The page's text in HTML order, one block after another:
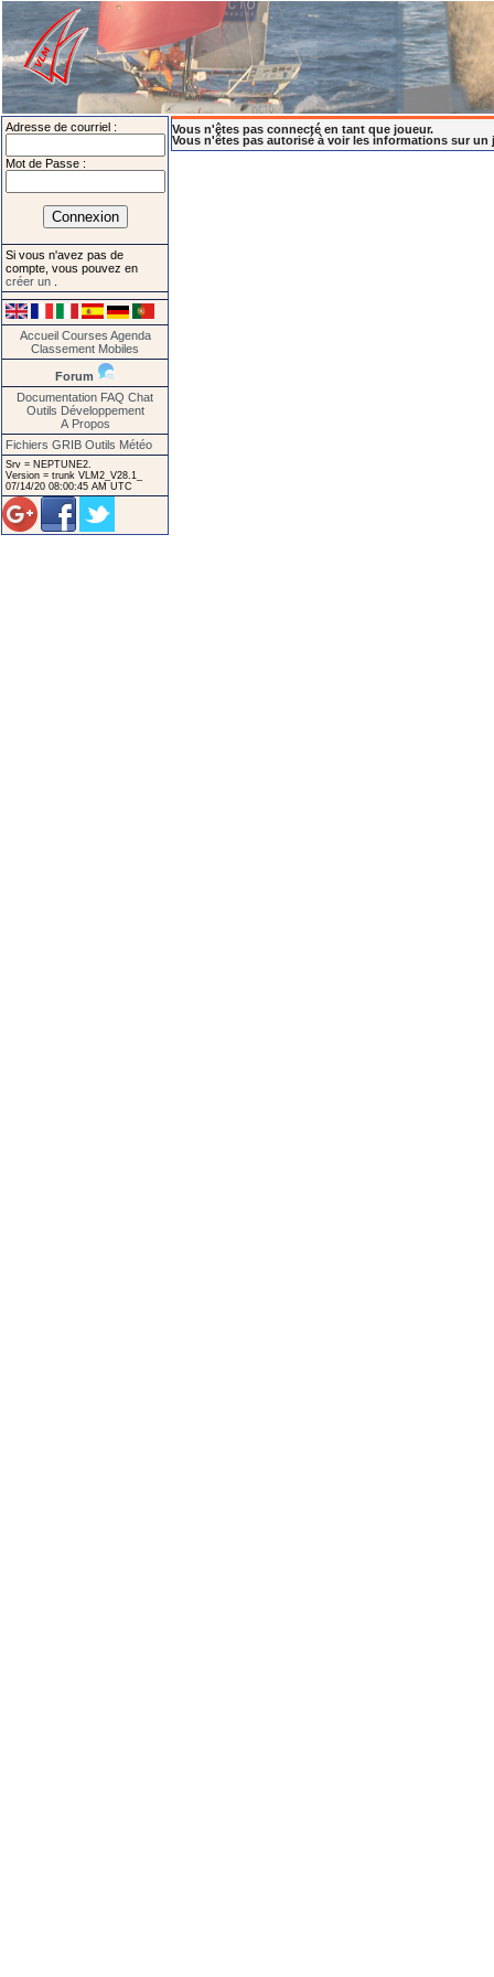
Adresse de courriel :
Mot de Passe :
Si vous n'avez pas de
compte, vous pouvez en
créer un
Accueil Courses Agenda
Classement Mobiles
Forum
Documentation FAQ Chat
Outils Développement
A Propos
Fichiers GRIB Outils Météo
Srv = NEPTUNE2.
Version = trunk VLM2_V28.1_
07/14/20 08:00:45 AM UTC
Vous n'êtes pas connecté en tant que joueur.
Vous n'êtes pas autorisé à voir les informations sur un